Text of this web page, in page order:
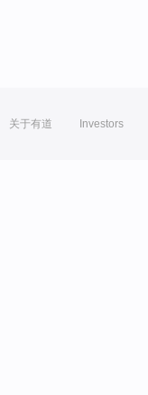
关于有道 Investors